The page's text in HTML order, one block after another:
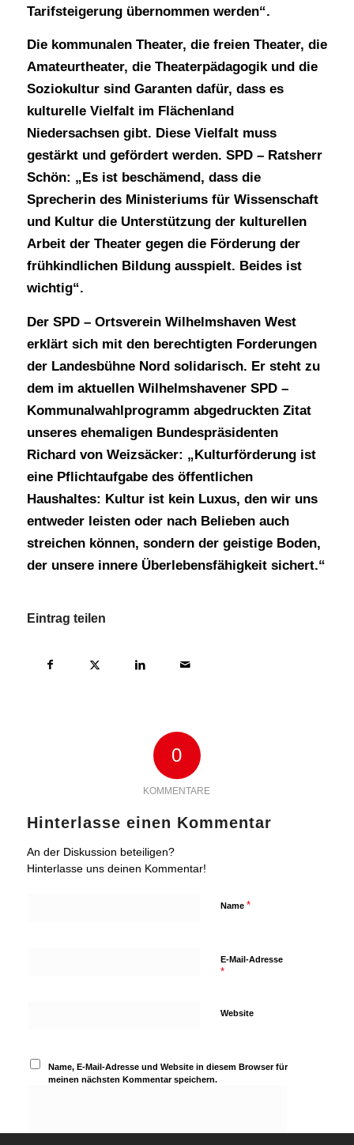
Tarifsteigerung übernommen werden“.
Die kommunalen Theater, die freien Theater, die
Amateurtheater, die Theaterpädagogik und die
Soziokultur sind Garanten dafür, dass es
kulturelle Vielfalt im Flächenland
Niedersachsen gibt. Diese Vielfalt muss
gestärkt und gefördert werden. SPD – Ratsherr
Schön: „Es ist beschämend, dass die
Sprecherin des Ministeriums für Wissenschaft
und Kultur die Unterstützung der kulturellen
Arbeit der Theater gegen die Förderung der
frühkindlichen Bildung ausspielt. Beides ist
wichtig“.
Der SPD – Ortsverein Wilhelmshaven West
erklärt sich mit den berechtigten Forderungen
der Landesbühne Nord solidarisch. Er steht zu
dem im aktuellen Wilhelmshavener SPD –
Kommunalwahlprogramm abgedruckten Zitat
unseres ehemaligen Bundespräsidenten
Richard von Weizsäcker: „Kulturförderung ist
eine Pflichtaufgabe des öffentlichen
Haushaltes: Kultur ist kein Luxus, den wir uns
entweder leisten oder nach Belieben auch
streichen können, sondern der geistige Boden,
der unsere innere Überlebensfähigkeit sichert.“
Eintrag teilen
0
KOMMENTARE
Hinterlasse einen Kommentar
An der Diskussion beteiligen?
Hinterlasse uns deinen Kommentar!
Name *
E-Mail-Adresse
*
Website
Name, E-Mail-Adresse und Website in diesem Browser für
meinen nächsten Kommentar speichern.